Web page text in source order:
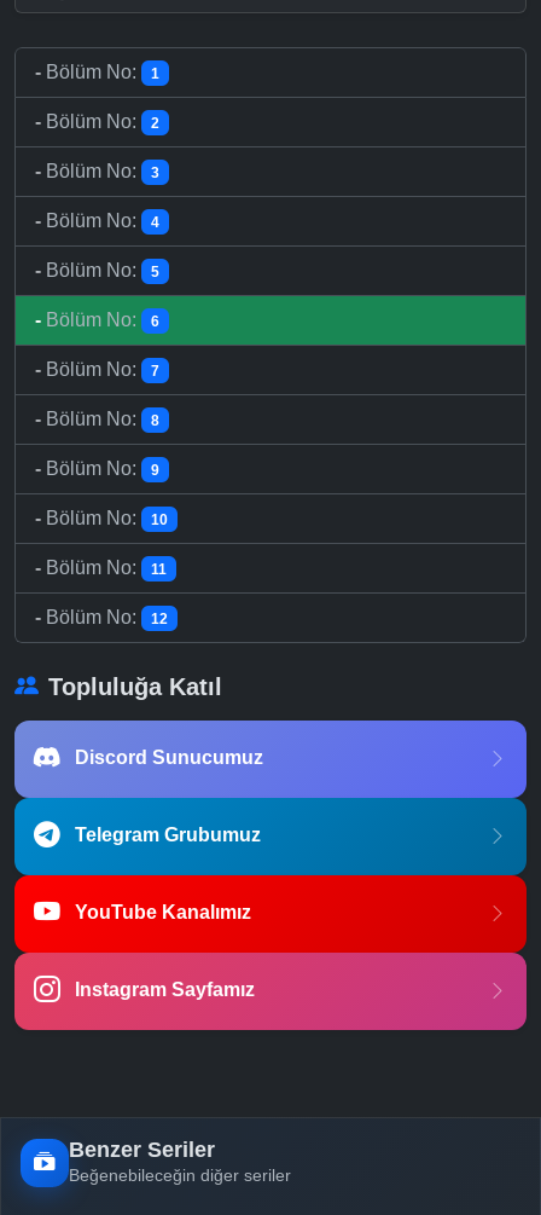
- Bölüm No: 1
- Bölüm No: 2
- Bölüm No: 3
- Bölüm No: 4
- Bölüm No: 5
- Bölüm No: 6
- Bölüm No: 7
- Bölüm No: 8
- Bölüm No: 9
- Bölüm No: 10
- Bölüm No: 11
- Bölüm No: 12
Topluluğa Katıl
Discord Sunucumuz
Telegram Grubumuz
YouTube Kanalımız
Instagram Sayfamız
Benzer Seriler
Beğenebileceğin diğer seriler